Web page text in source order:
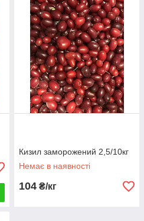
Кизил заморожений 2,5/10кг
Немає в наявності
104 ₴/кг